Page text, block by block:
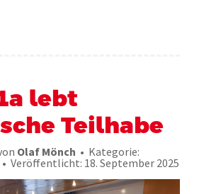
lebt
Teilhabe
Olaf Mönch
Kategorie:
Veröffentlicht: 18. September 2025